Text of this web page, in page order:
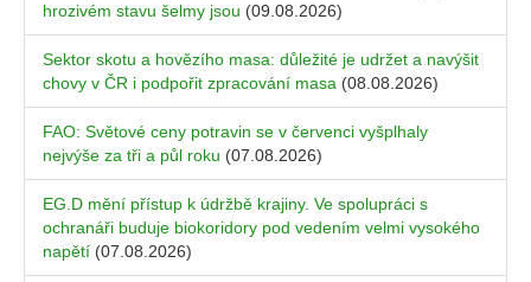
hrozivém stavu šelmy jsou (09.08.2026)
Sektor skotu a hovězího masa: důležité je udržet a navýšit
chovy v ČR i podpořit zpracování masa (08.08.2026)
FAO: Světové ceny potravin se v červenci vyšplhaly
nejvýše za tři a půl roku (07.08.2026)
EG.D mění přístup k údržbě krajiny. Ve spolupráci s
ochranáři buduje biokoridory pod vedením velmi vysokého
napětí (07.08.2026)